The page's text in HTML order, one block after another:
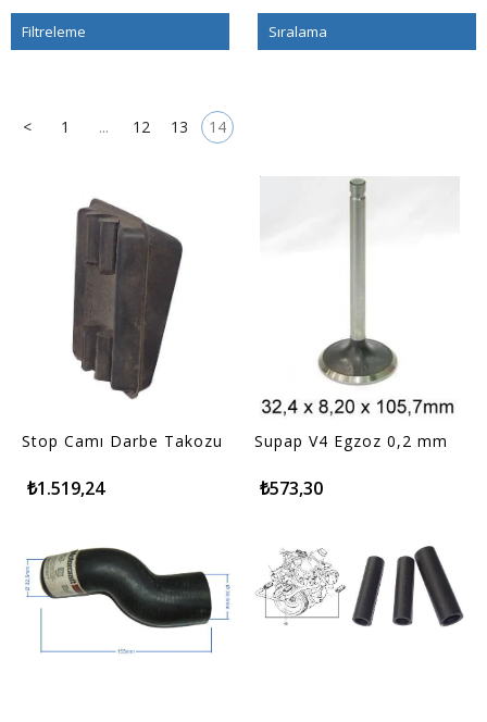
Filtreleme Sıralama
< 1 ... 12 13 14
Stop Camı Darbe Takozu
₺1.519,24
Supap V4 Egzoz 0,2 mm
₺573,30